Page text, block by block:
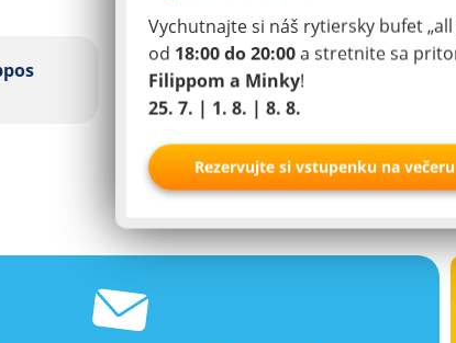
330
Lesný expres (Waldexpress)
Vychutnajte si náš rytiersky bufet „all
od 18:00 do 20:00a stretnite sa
Filippom a Minky!
25. 7. | 1. 8. | 8. 8.
Rezervujte si vstupenku na večeru